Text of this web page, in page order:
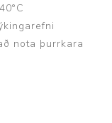
nota þurrkara